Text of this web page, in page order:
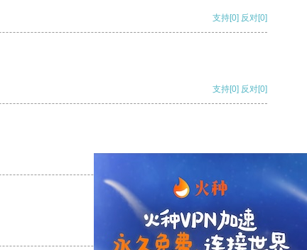
支持[0] 反对[0]
支持[0] 反对[0]
支持 [0] 反对 [0]